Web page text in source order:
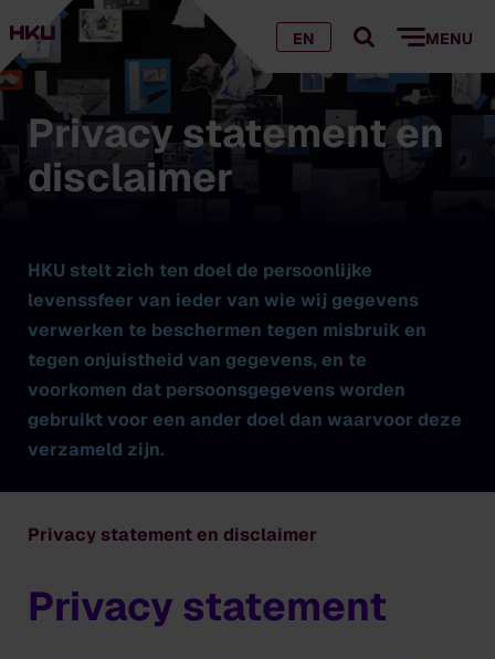
EN MENU
Privacy statement en
disclaimer
HKU stelt zich ten doel de persoonlijke
levenssfeer van ieder van wie wij gegevens
verwerken te beschermen tegen misbruik en
tegen onjuistheid van gegevens, en te
voorkomen dat persoonsgegevens worden
gebruikt voor een ander doel dan waarvoor deze
verzameld zijn.
Privacy statement en disclaimer
Privacy statement